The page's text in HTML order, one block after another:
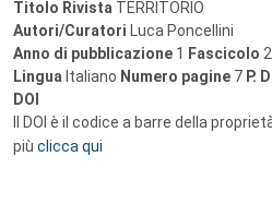
Titolo Rivista TERRITORIO
Autori/Curatori Luca Poncellini
Anno di pubblicazione 1 Fascicolo
Lingua Italiano Numero pagine 7 P.
DOI
Il DOI è il codice a barre della
più clicca qui